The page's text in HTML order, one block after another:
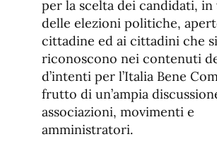
per la scelta dei candidati, in
delle elezioni politiche,
cittadine ed ai cittadini che si
riconoscono nei contenuti
d’intenti per l’Italia Bene
frutto di un’ampia
associazioni, movimenti e
amministratori.